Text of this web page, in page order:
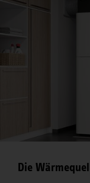
Die